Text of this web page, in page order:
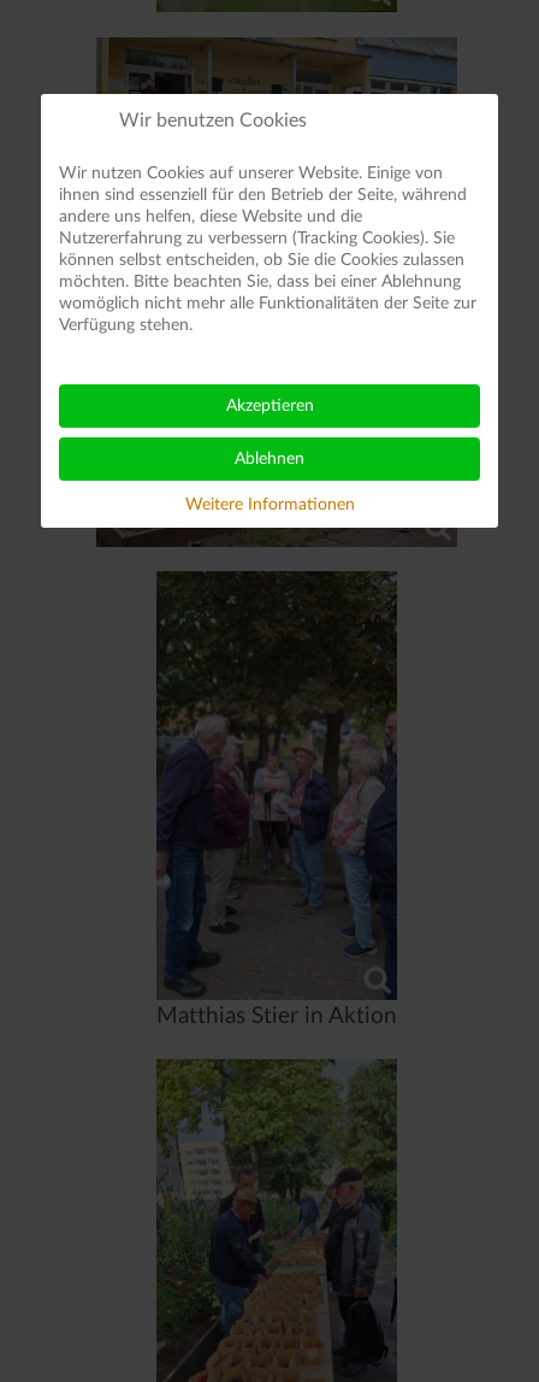
Matthias Stier in Aktion
Wir benutzen Cookies
Wir nutzen Cookies auf unserer Website. Einige von
ihnen sind essenziell für den Betrieb der Seite, während
andere uns helfen, diese Website und die
Nutzererfahrung zu verbessern (Tracking Cookies). Sie
können selbst entscheiden, ob Sie die Cookies zulassen
möchten. Bitte beachten Sie, dass bei einer Ablehnung
womöglich nicht mehr alle Funktionalitäten der Seite zur
Verfügung stehen.
Akzeptieren
Ablehnen
Weitere Informationen